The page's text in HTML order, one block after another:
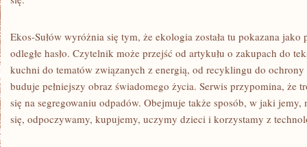
Ekos-Sułów wyróżnia się tym, że ekologia została tu pokazana
odległe hasło. Czytelnik może przejść od artykułu o zakupach do
kuchni do tematów związanych z energią, od recyklingu do
buduje pełniejszy obraz świadomego życia. Serwis przypomina, że
się na segregowaniu odpadów. Obejmuje także sposób, w jaki jemy,
się, odpoczywamy, kupujemy, uczymy dzieci i korzystamy z